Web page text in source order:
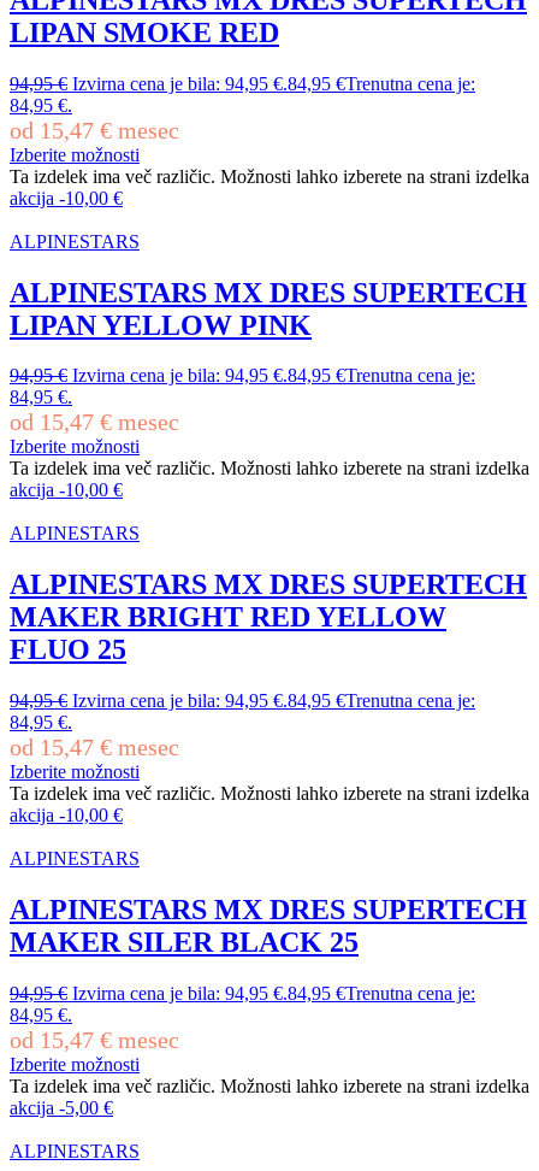
LIPAN SMOKE RED
94,95€ Izvirna cena je bila: 94,95 €.84,95 €Trenutna cena je:
84,95 €.
od 15,47 € mesec
Izberite možnosti
Ta izdelek ima več različic. Možnosti lahko izberete na strani izdelka
akcija -10,00 €
ALPINESTARS
ALPINESTARS MX DRES SUPERTECH
LIPAN YELLOW PINK
94,95€ Izvirna cena je bila: 94,95 €.84,95 €Trenutna cena je:
84,95 €.
od 15,47 € mesec
Izberite možnosti
Ta izdelek ima več različic. Možnosti lahko izberete na strani izdelka
akcija -10,00 €
ALPINESTARS
ALPINESTARS MX DRES SUPERTECH
MAKER BRIGHT RED YELLOW
FLUO 25
94,95€ Izvirna cena je bila: 94,95 €.84,95 €Trenutna cena je:
84,95 €.
od 15,47 € mesec
Izberite možnosti
Ta izdelek ima več različic. Možnosti lahko izberete na strani izdelka
akcija -10,00 €
ALPINESTARS
ALPINESTARS MX DRES SUPERTECH
MAKER SILER BLACK 25
94,95€ Izvirna cena je bila: 94,95 €.84,95 €Trenutna cena je:
84,95 €.
od 15,47 € mesec
Izberite možnosti
Ta izdelek ima več različic. Možnosti lahko izberete na strani izdelka
akcija -5,00 €
ALPINESTARS